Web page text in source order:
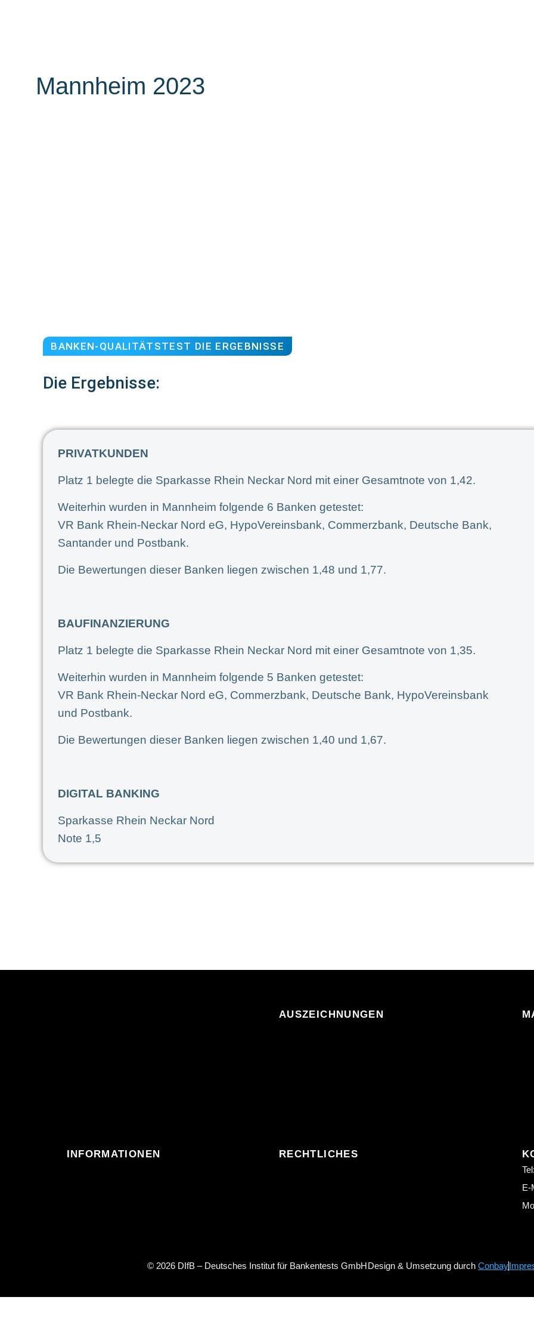
Mannheim 2023
BANKEN-QUALITÄTSTEST DIE ERGEBNISSE
Die Ergebnisse:
PRIVATKUNDEN
Platz 1 belegte die Sparkasse Rhein Neckar Nord mit einer Gesamtnote von 1,42.
Weiterhin wurden in Mannheim folgende 6 Banken getestet:
VR Bank Rhein-Neckar Nord eG, HypoVereinsbank, Commerzbank, Deutsche Bank,
Santander und Postbank.
Die Bewertungen dieser Banken liegen zwischen 1,48 und 1,77.
BAUFINANZIERUNG
Platz 1 belegte die Sparkasse Rhein Neckar Nord mit einer Gesamtnote von 1,35.
Weiterhin wurden in Mannheim folgende 5 Banken getestet:
VR Bank Rhein-Neckar Nord eG, Commerzbank, Deutsche Bank, HypoVereinsbank
und Postbank.
Die Bewertungen dieser Banken liegen zwischen 1,40 und 1,67.
DIGITAL BANKING
Sparkasse Rhein Neckar Nord
Note 1,5
AUSZEICHNUNGEN
INFORMATIONEN RECHTLICHES
E-
© 2026 DIfB – Deutsches Institut für Bankentests GmbHDesign & Umsetzung durch Conbay